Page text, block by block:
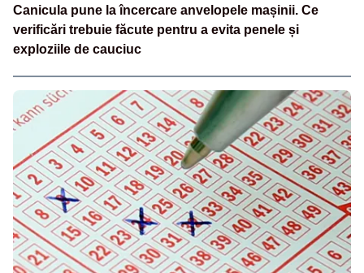
Canicula pune la încercare anvelopele mașinii. Ce
verificări trebuie făcute pentru a evita penele și
exploziile de cauciuc